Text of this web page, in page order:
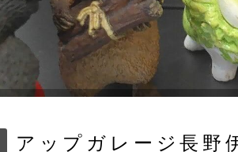
アップガレージ長